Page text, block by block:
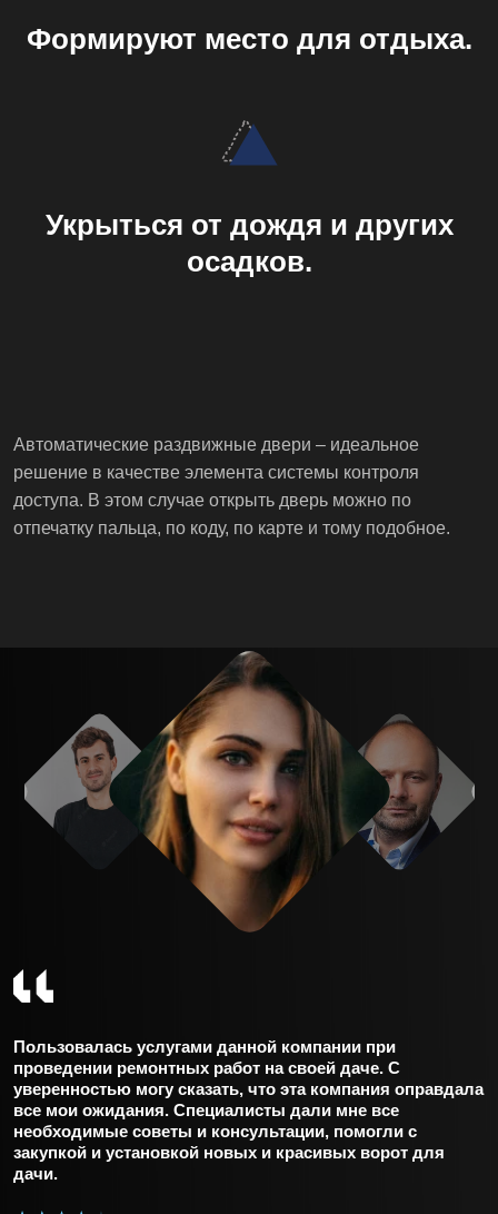
Формируют место для отдыха.
Укрыться от дождя и других
осадков.
Автоматические раздвижные двери – идеальное
решение в качестве элемента системы контроля
доступа. В этом случае открыть дверь можно по
отпечатку пальца, по коду, по карте и тому подобное.
Пользовалась услугами данной компании при
проведении ремонтных работ на своей даче. С
уверенностью могу сказать, что эта компания оправдала
все мои ожидания. Специалисты дали мне все
необходимые советы и консультации, помогли с
закупкой и установкой новых и красивых ворот для
дачи.